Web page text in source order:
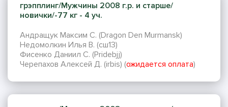
грэпплинг/Мужчины 2008 г.р. и старше/
новички/-77 кг - 4 уч.
Андращук Максим С. (Dragon Den Murmansk)
Недомолкин Илья В. (сш13)
Фисенко Даниил С. (Pridebjj)
Черепахов Алексей Д. (irbis) (ожидается оплата)